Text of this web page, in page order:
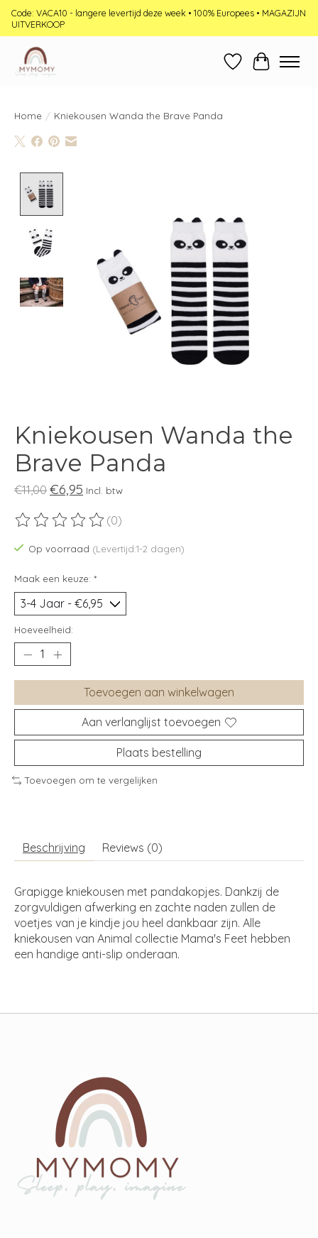
Code: VACA10 - langere levertijd deze week • 100% Europees • MAGAZIJN
UITVERKOOP
Verlanglijst
Home / Kniekousen Wanda the Brave Panda
Kniekousen Wanda the
Brave Panda
€11,00 €6,95 Incl. btw
De beoordeling van dit product is
(0)
Op voorraad (Levertijd:1-2 dagen)
Maak een keuze: *
Hoeveelheid:
Toevoegen aan winkelwagen
Aan verlanglijst toevoegen
Plaats bestelling
Toevoegen om te vergelijken
Beschrijving Reviews (0)
Grapigge kniekousen met pandakopjes. Dankzij de
zorgvuldigen afwerking en zachte naden zullen de
voetjes van je kindje jou heel dankbaar zijn. Alle
kniekousen van Animal collectie Mama's Feet hebben
een handige anti-slip onderaan.